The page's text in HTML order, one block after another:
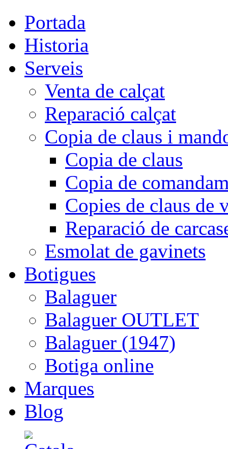
Portada
Historia
Serveis
Venta de calçat
Reparació calçat
Copia de claus i
Copia de claus
Copia de
Copies de claus de
Reparació de
Esmolat de gavinets
Botigues
Balaguer
Balaguer OUTLET
Balaguer (1947)
Botiga online
Marques
Blog